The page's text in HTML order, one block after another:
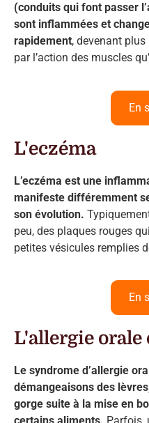
(conduits qui font passer
sont inflammées et
rapidement, devenant
par l’action des muscles
En
L'eczéma
L’eczéma est une
manifeste différemment
son évolution.
peu, des plaques rouges
petites vésicules remplies
En
L'allergie orale
Le syndrome d’allergie
démangeaisons des
gorge suite à la mise en